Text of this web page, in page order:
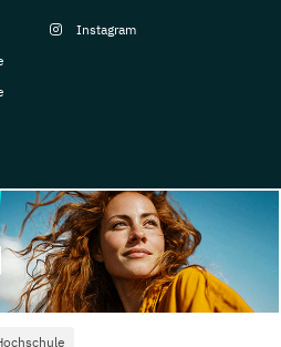
Instagram
GmbH
Nutzungsbedingungen